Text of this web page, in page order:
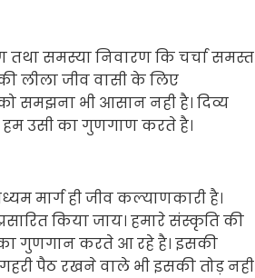
समस्या निवारण कि चर्चा समस्त
लीला जीव वासी के लिए
समझना भी आसान नही है। दिव्य
हम उसी का गुणगाण करते है।
मार्ग ही जीव कल्याणकारी है।
किया जाय। हमारे संस्कृति की
गुणगान करते आ रहे है। इसकी
पैठ रखने वाले भी इसकी तोड़ नही